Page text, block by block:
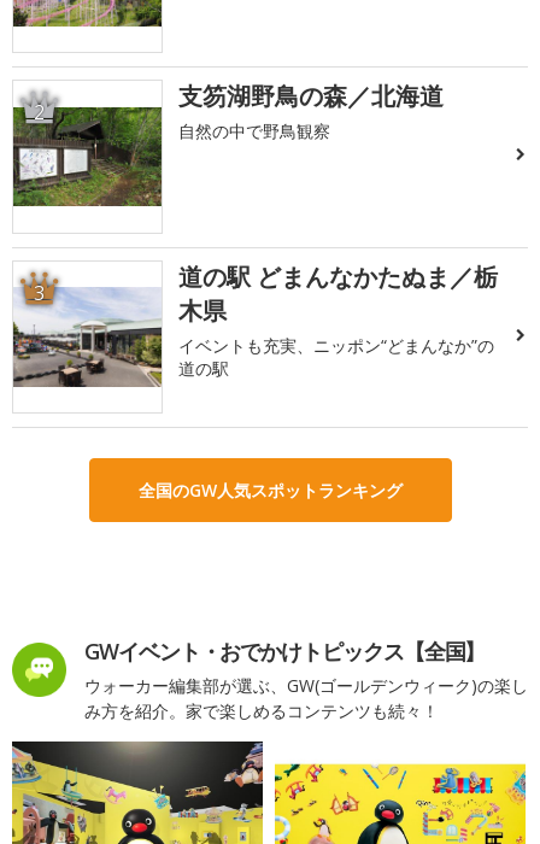
2 支笏湖野鳥の森／北海道
自然の中で野鳥観察
3
道の駅 どまんなかたぬま／栃
木県
イベントも充実、ニッポン“どまんなか”の
道の駅
全国のGW人気スポットランキング
GWイベント・おでかけトピックス【全国】
ウォーカー編集部が選ぶ、GW(ゴールデンウィーク)の楽し
み方を紹介。家で楽しめるコンテンツも続々！